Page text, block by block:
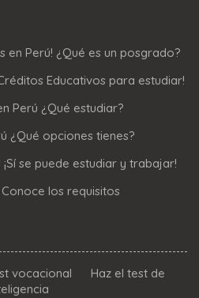
en Perú! ¿Qué es un posgrado?
Educativos para estudiar!
Perú ¿Qué estudiar?
¿Qué opciones tienes?
se puede estudiar y trabajar!
los requisitos
vocacional
Haz el test de